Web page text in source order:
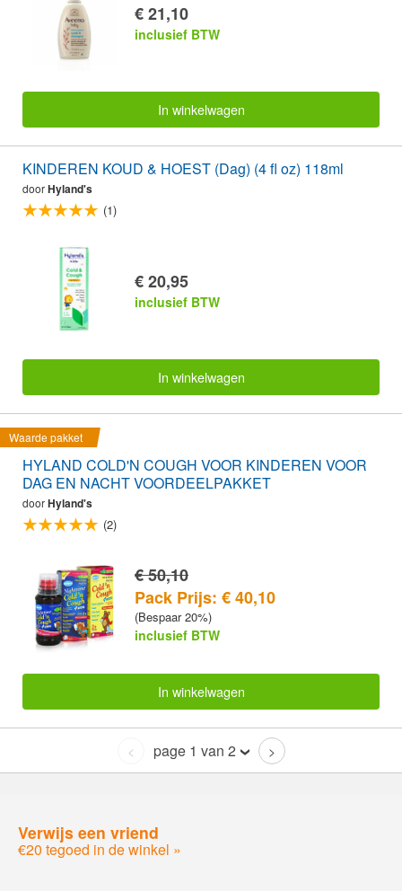
€ 21,10
inclusief BTW
In winkelwagen
KINDEREN KOUD & HOEST (Dag) (4 fl oz) 118ml
doorHyland's
(1)
€ 20,95
inclusief BTW
In winkelwagen
Waarde pakket
HYLAND COLD'N COUGH VOOR KINDEREN VOOR
DAG EN NACHT VOORDEELPAKKET
doorHyland's
(2)
€ 50,10
Pack Prijs: € 40,10
(Bespaar 20%)
inclusief BTW
In winkelwagen
< page 1 van 2 >
Verwijs een vriend
€20 tegoed in de winkel »